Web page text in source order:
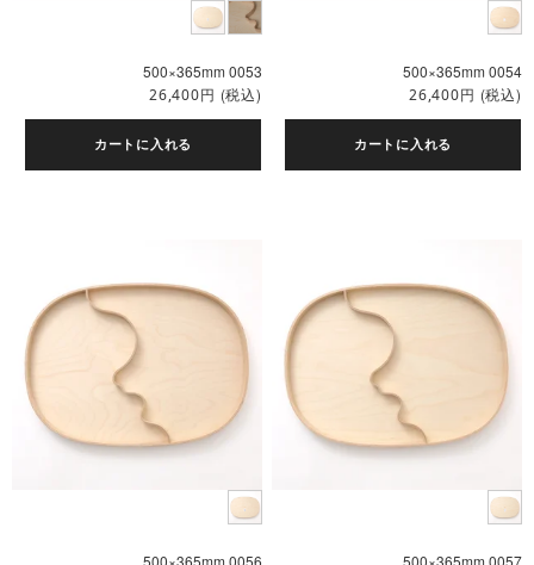
500×365mm 0053
26,400円 (税込)
カートに入れる
500×365mm 0054
26,400円 (税込)
カートに入れる
500×365mm 0056
500×365mm 0057